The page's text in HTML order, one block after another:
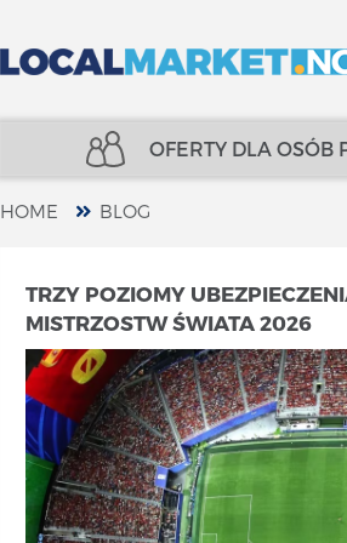
OFERTY DLA OSÓB
KREDYTY
UBEZPIECZENIA
FINANSE
SPECJALIŚCI
FINANSE
SPECJALIŚCI
TELECOM
USŁUGI
HOME BLOG
TRZY POZIOMY
MISTRZOSTW ŚWIATA 2026